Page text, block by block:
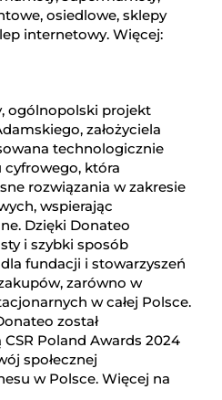
osiedlowe, sklepy
internetowy. Więcej:
ogólnopolski projekt
założyciela
technologicznie
która
rozwiązania w zakresie
wspierając
Dzięki Donateo
i szybki sposób
fundacji i stowarzyszeń
zarówno w
w całej Polsce.
został
Poland Awards 2024
społecznej
w Polsce. Więcej na